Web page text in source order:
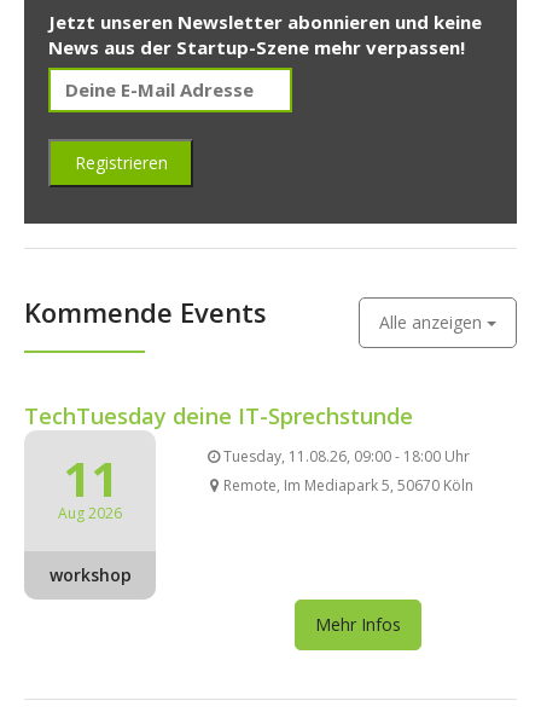
Jetzt unseren Newsletter abonnieren und keine
News aus der Startup-Szene mehr verpassen!
Kommende Events Alle anzeigen
TechTuesday deine IT-Sprechstunde
11
Aug 2026
workshop
Tuesday, 11.08.26, 09:00 - 18:00 Uhr
Remote, Im Mediapark 5, 50670 Köln
Mehr Infos